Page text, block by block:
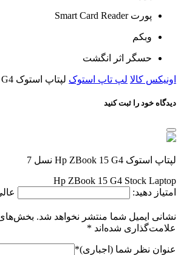
پورت Smart Card Reader
وبکم
حسگر اثر انگشت
اونیکس کالا لپ تاپ استوک لپتاپ استوک Hp ZBook 15 G4 نسل 7
دیدگاه خود را ثبت کنید
لپتاپ استوک Hp ZBook 15 G4 نسل 7
Hp ZBook 15 G4 Stock Laptop
امتیاز دهید:
نشانی ایمیل شما منتشر نخواهد شد. بخش‌های
علامت‌گذاری شده‌اند *
عنوان نظر شما (اجباری)*